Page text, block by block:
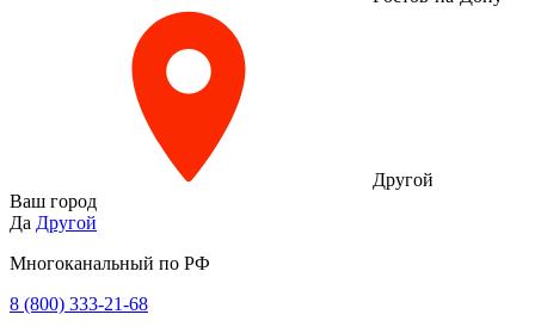
Другой
Ваш город
Да Другой
Многоканальный по РФ
8 (800) 333‑21-68